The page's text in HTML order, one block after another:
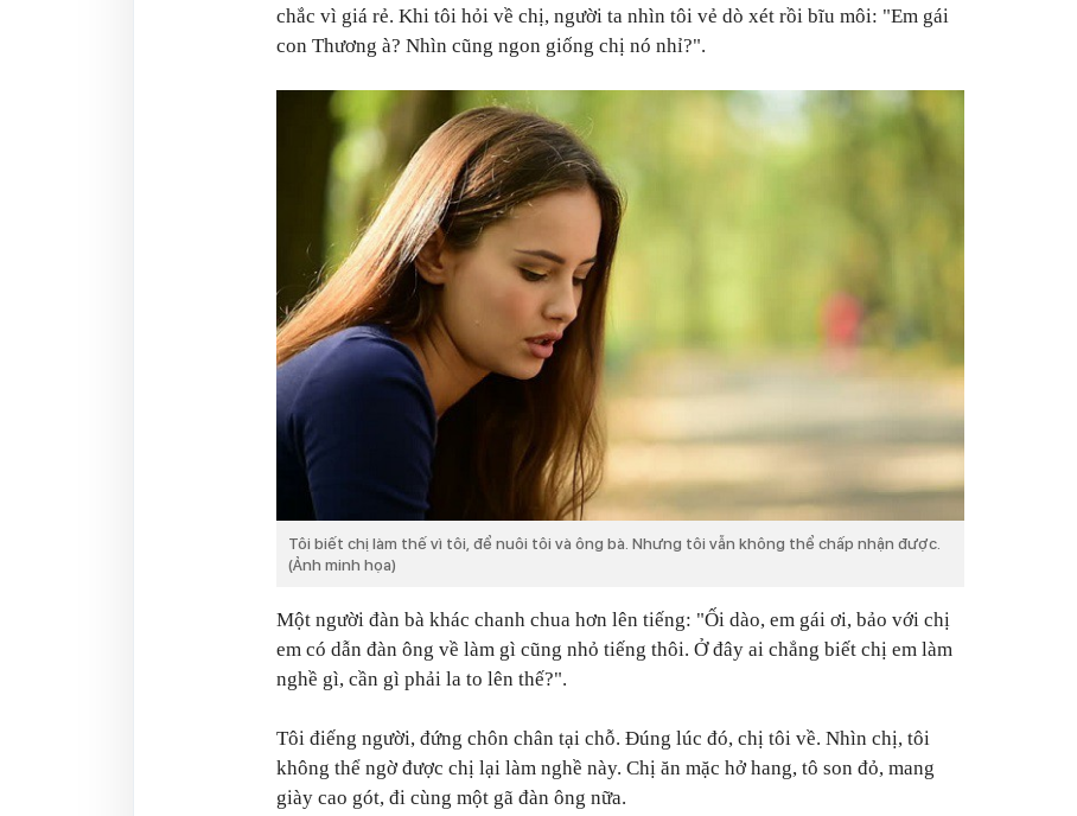
chắc vì giá rẻ. Khi tôi hỏi về chị, người ta nhìn tôi vẻ dò xét rồi bĩu môi: "Em gái
con Thương à? Nhìn cũng ngon giống chị nó nhỉ?".
Tôi biết chị làm thế vì tôi, để nuôi tôi và ông bà. Nhưng tôi vẫn không thể chấp nhận được.
(Ảnh minh họa)
Một người đàn bà khác chanh chua hơn lên tiếng: "Ối dào, em gái ơi, bảo với chị
em có dẫn đàn ông về làm gì cũng nhỏ tiếng thôi. Ở đây ai chẳng biết chị em làm
nghề gì, cần gì phải la to lên thế?".
Tôi điếng người, đứng chôn chân tại chỗ. Đúng lúc đó, chị tôi về. Nhìn chị, tôi
không thể ngờ được chị lại làm nghề này. Chị ăn mặc hở hang, tô son đỏ, mang
giày cao gót, đi cùng một gã đàn ông nữa.